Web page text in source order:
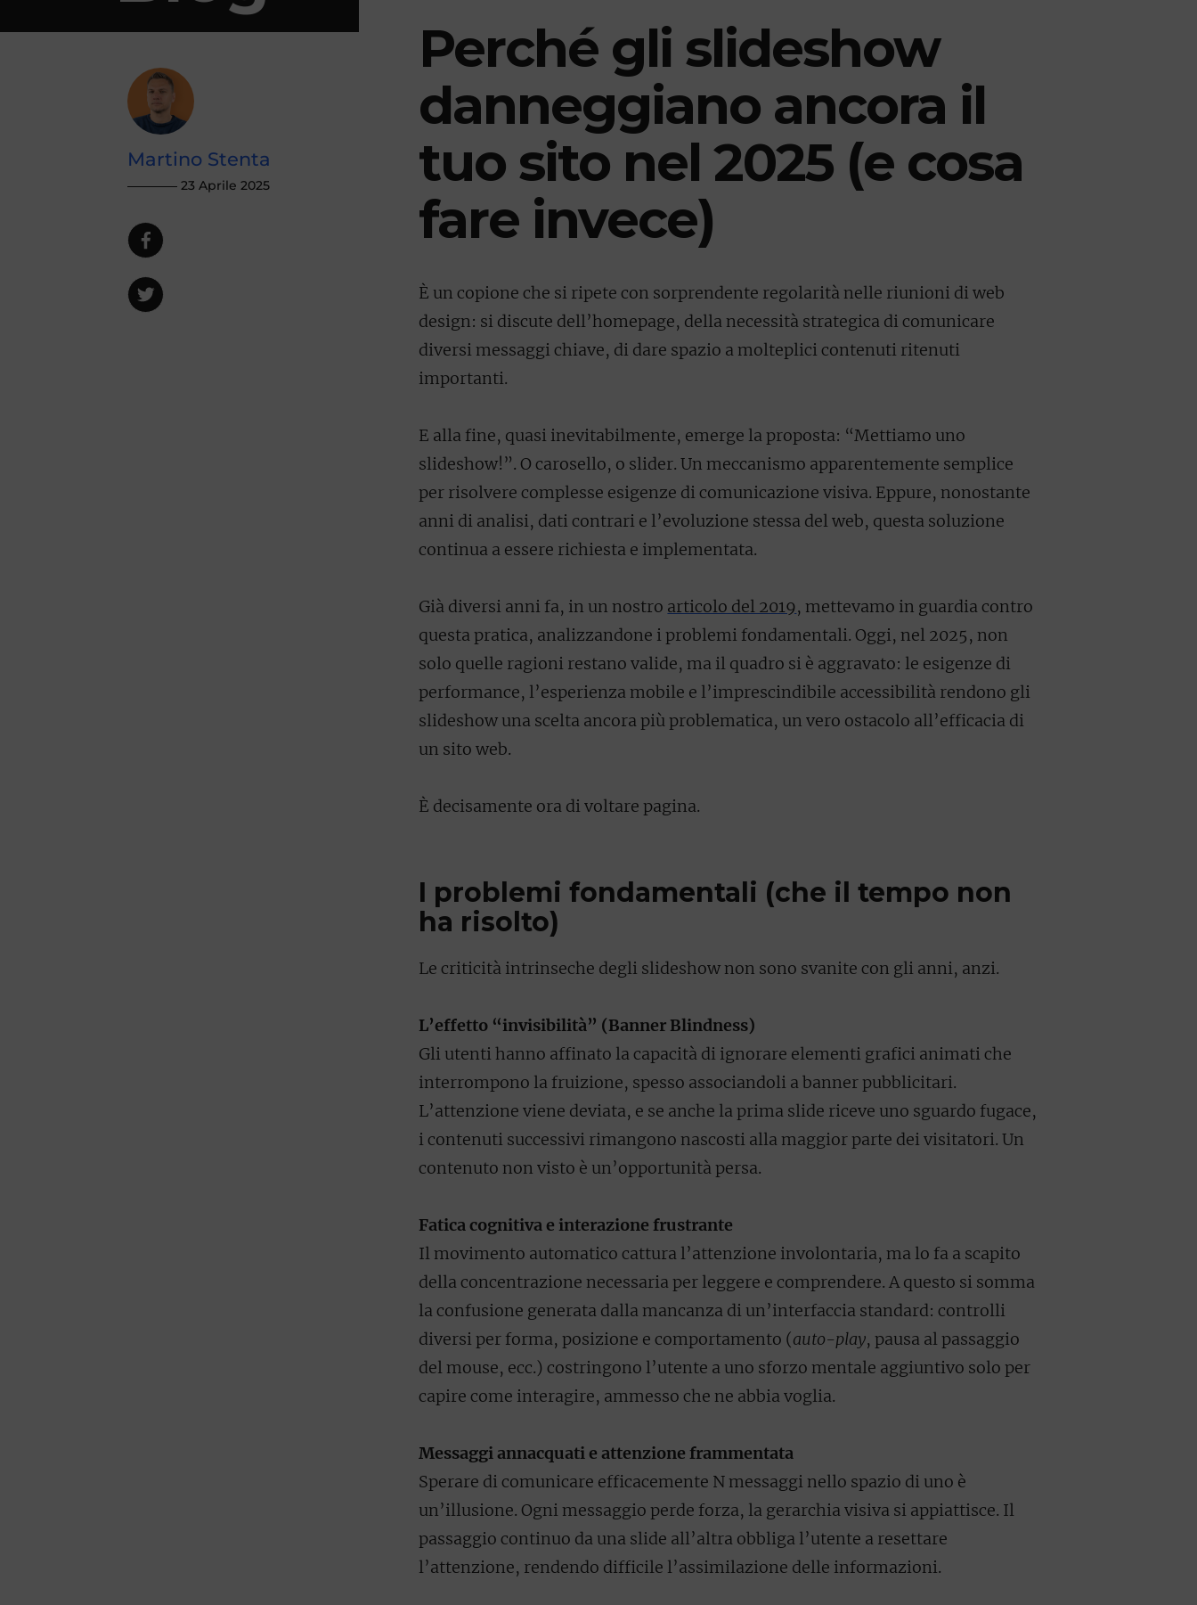
Martino Stenta
23 Aprile 2025
Perché gli slideshow
danneggiano ancora il
tuo sito nel 2025 (e cosa
fare invece)
È un copione che si ripete con sorprendente regolarità nelle riunioni di web
design: si discute dell’homepage, della necessità strategica di comunicare
diversi messaggi chiave, di dare spazio a molteplici contenuti ritenuti
importanti.
E alla fine, quasi inevitabilmente, emerge la proposta: “Mettiamo uno
slideshow!”. O carosello, o slider. Un meccanismo apparentemente semplice
per risolvere complesse esigenze di comunicazione visiva. Eppure, nonostante
anni di analisi, dati contrari e l’evoluzione stessa del web, questa soluzione
continua a essere richiesta e implementata.
Già diversi anni fa, in un nostro articolo del 2019, mettevamo in guardia contro
questa pratica, analizzandone i problemi fondamentali. Oggi, nel 2025, non
solo quelle ragioni restano valide, ma il quadro si è aggravato: le esigenze di
performance, l’esperienza mobile e l’imprescindibile accessibilità rendono gli
slideshow una scelta ancora più problematica, un vero ostacolo all’efficacia di
un sito web.
È decisamente ora di voltare pagina.
I problemi fondamentali (che il tempo non
ha risolto)
Le criticità intrinseche degli slideshow non sono svanite con gli anni, anzi.
L’effetto “invisibilità” (Banner Blindness)
Gli utenti hanno affinato la capacità di ignorare elementi grafici animati che
interrompono la fruizione, spesso associandoli a banner pubblicitari.
L’attenzione viene deviata, e se anche la prima slide riceve uno sguardo fugace,
i contenuti successivi rimangono nascosti alla maggior parte dei visitatori. Un
contenuto non visto è un’opportunità persa.
Fatica cognitiva e interazione frustrante
Il movimento automatico cattura l’attenzione involontaria, ma lo fa a scapito
della concentrazione necessaria per leggere e comprendere. A questo si somma
la confusione generata dalla mancanza di un’interfaccia standard: controlli
diversi per forma, posizione e comportamento (auto-play, pausa al passaggio
del mouse, ecc.) costringono l’utente a uno sforzo mentale aggiuntivo solo per
capire come interagire, ammesso che ne abbia voglia.
Messaggi annacquati e attenzione frammentata
Sperare di comunicare efficacemente N messaggi nello spazio di uno è
un’illusione. Ogni messaggio perde forza, la gerarchia visiva si appiattisce. Il
passaggio continuo da una slide all’altra obbliga l’utente a resettare
l’attenzione, rendendo difficile l’assimilazione delle informazioni.